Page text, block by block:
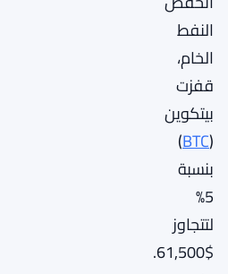
النفط
الخام،
قفزت
بيتكوين
(
BTC
)
بنسبة
5%
لتتجاوز
$61,500.